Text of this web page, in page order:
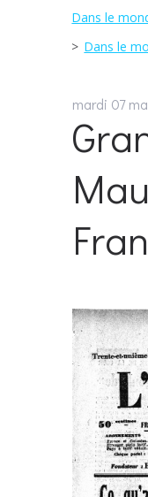
Dans le
Dans le
mardi 07